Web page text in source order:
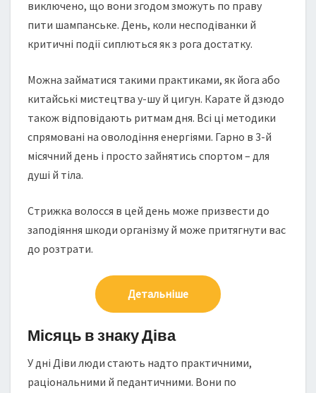
виключено, що вони згодом зможуть по праву
пити шампанське. День, коли несподіванки й
критичні події сиплються як з рога достатку.
Можна займатися такими практиками, як йога або
китайські мистецтва у-шу й цигун. Карате й дзюдо
також відповідають ритмам дня. Всі ці методики
спрямовані на оволодіння енергіями. Гарно в 3-й
місячний день і просто зайнятись спортом – для
душі й тіла.
Cтрижка волосся в цей день може призвести до
заподіяння шкоди організму й може притягнути вас
до розтрати.
Детальніше
Місяць в знаку Діва
У дні Діви люди стають надто практичними,
раціональними й педантичними. Вони по